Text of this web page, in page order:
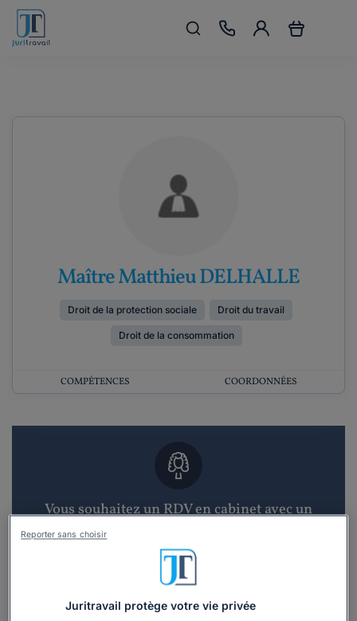
Maître Matthieu DELHALLE
Droit de la protection sociale Droit du travail
Droit de la consommation
COMPÉTENCES COORDONNÉES
Vous souhaitez un RDV en cabinet avec un
Recevoir des devis d'avocats
3 devis en 48h
Juritravail protège votre vie privée
Reporter sans choisir